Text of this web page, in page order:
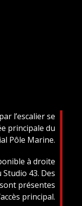
l’escalier se
principale du
Pôle Marine.
à droite
43. Des
présentes
principal.